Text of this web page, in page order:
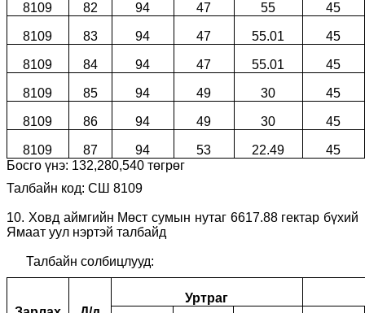
8109 82 94 47 55 45
8109 83 94 47 55.01 45
8109 84 94 47 55.01 45
8109 85 94 49 30 45
8109 86 94 49 30 45
8109 87 94 53 22.49
45
Босго үнэ: 132,280,540 төгрөг
Талбайн код: СШ 8109
10. Ховд аймгийн Мөст сумын нутаг 6617.88 гектар бүхий
Ямаат уул нэртэй талбайд
Талбайн солбицлууд:
Уртраг